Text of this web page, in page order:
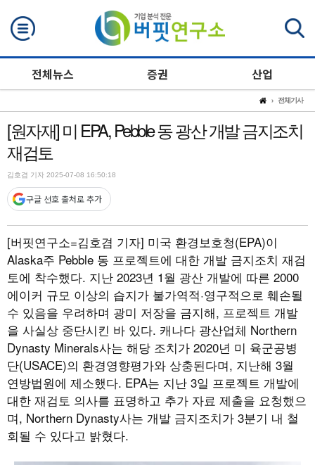
전체뉴스 증권 산업
전체기사
[원자재] 미 EPA, Pebble 동 광산 개발 금지조치
재검토
김호겸 기자 2025-07-08 16:50:18
구글 선호 출처로 추가
[버핏연구소=김호겸 기자] 미국 환경보호청(EPA)이
Alaska주 Pebble 동 프로젝트에 대한 개발 금지조치 재검
토에 착수했다. 지난 2023년 1월 광산 개발에 따른 2000
에이커 규모 이상의 습지가 불가역적·영구적으로 훼손될
수 있음을 우려하며 광미 저장을 금지해, 프로젝트 개발
을 사실상 중단시킨 바 있다. 캐나다 광산업체 Northern
Dynasty Minerals사는 해당 조치가 2020년 미 육군공병
단(USACE)의 환경영향평가와 상충된다며, 지난해 3월
연방법원에 제소했다. EPA는 지난 3일 프로젝트 개발에
대한 재검토 의사를 표명하고 추가 자료 제출을 요청했으
며, Northern Dynasty사는 개발 금지조치가 3분기 내 철
회될 수 있다고 밝혔다.
검색